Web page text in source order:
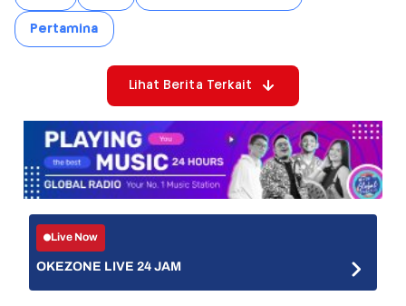
Pertamina
Lihat Berita Terkait
Live Now
OKEZONE LIVE 24 JAM